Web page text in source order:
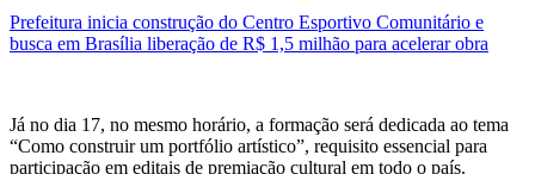
Prefeitura inicia construção do Centro Esportivo Comunitário e
busca em Brasília liberação de R$ 1,5 milhão para acelerar obra
Já no dia 17, no mesmo horário, a formação será dedicada ao tema
“Como construir um portfólio artístico”, requisito essencial para
participação em editais de premiação cultural em todo o país.